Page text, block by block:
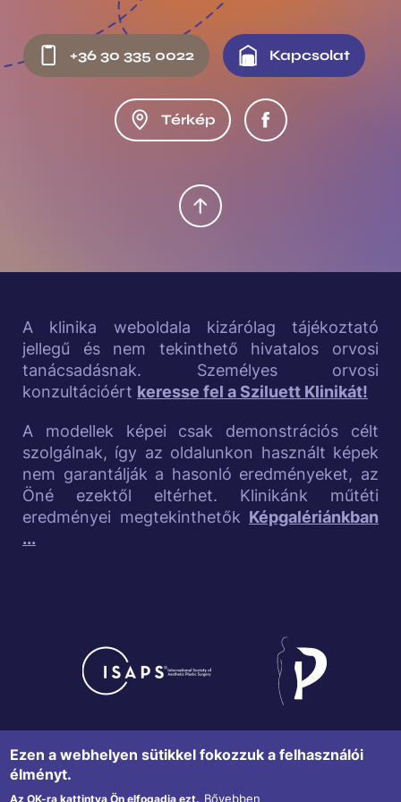
Így a páciens elégedettsége nem azonos a műtét
sikerességével, az elégedetlensége pedig a
sikertelenséggel.
F
o
d
d
l
e
l
i
n
+36 30 335 0022 Kapcsolat
Térkép
A klinika weboldala kizárólag tájékoztató
jellegű és nem tekinthető hivatalos orvosi
tanácsadásnak. Személyes orvosi
konzultációért keresse fel a Sziluett Klinikát!
A modellek képei csak demonstrációs célt
szolgálnak, így az oldalunkon használt képek
nem garantálják a hasonló eredményeket, az
Öné ezektől eltérhet. Klinikánk műtéti
eredményei megtekinthetők Képgalériánkban
...
Image
Copyright © 2015 Sziluett Klinika
F
o
Ezen a webhelyen sütikkel fokozzuk a felhasználói
élményt.
Az OK-ra kattintva Ön elfogadja ezt. Bővebben